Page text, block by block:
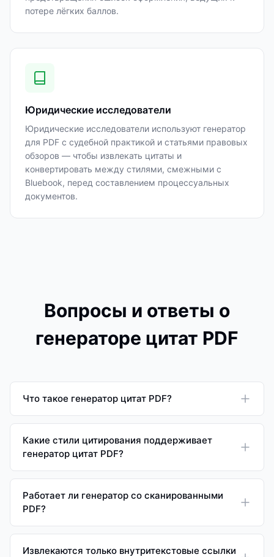
потере лёгких баллов.
Юридические исследователи
Юридические исследователи используют генератор
для PDF с судебной практикой и статьями правовых
обзоров — чтобы извлекать цитаты и
конвертировать между стилями, смежными с
Bluebook, перед составлением процессуальных
документов.
Вопросы и ответы о
генераторе цитат PDF
Что такое генератор цитат PDF?
Какие стили цитирования поддерживает
генератор цитат PDF?
Работает ли генератор со сканированными
PDF?
Извлекаются только внутритекстовые ссылки